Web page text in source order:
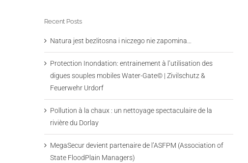
Recent Posts
Natura jest bezlitosna i niczego nie zapomina…
Protection Inondation: entrainement à l’utilisation des
digues souples mobiles Water-Gate© | Zivilschutz &
Feuerwehr Urdorf
Pollution à la chaux : un nettoyage spectaculaire de la
rivière du Dorlay
MegaSecur devient partenaire de l’ASFPM (Association of
State FloodPlain Managers)